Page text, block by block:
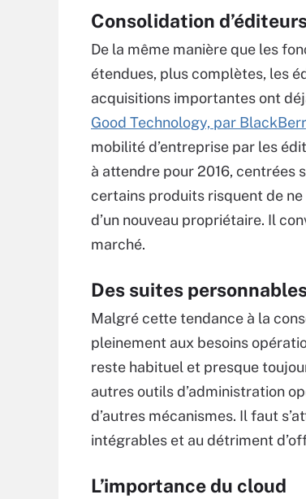
Consolidation
De la même manière que les
étendues, plus complètes, les
acquisitions importantes ont
Good Technology, par
mobilité d’entreprise par les
à attendre pour 2016, centrées
certains produits risquent de ne
d’un nouveau propriétaire. Il
marché.
Des suites
Malgré cette tendance à la
pleinement aux besoins
reste habituel et presque
autres outils d’administration
d’autres mécanismes. Il faut
intégrables et au détriment
L’importance du cloud